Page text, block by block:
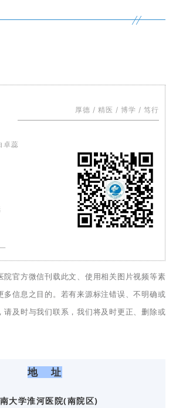
厚德 / 精医 / 博学 / 笃行
卓蕊
院官方微信刊载此文、使用相关图片视频等素
多信息之目的。若有来源标注错误、不明确或
请及时与我们联系，我们将及时更正、删除或
地 址
大学淮河医院(南院区)